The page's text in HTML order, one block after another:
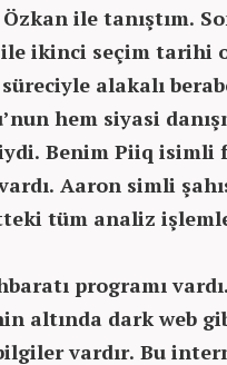
ile tanıştım.
ikinci seçim tarihi
alakalı
hem siyasi
Benim Piiq isimli
Aaron simli
tüm analiz
programı
altında dark web
vardır. Bu